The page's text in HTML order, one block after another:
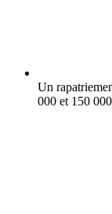
Un
000 et 150